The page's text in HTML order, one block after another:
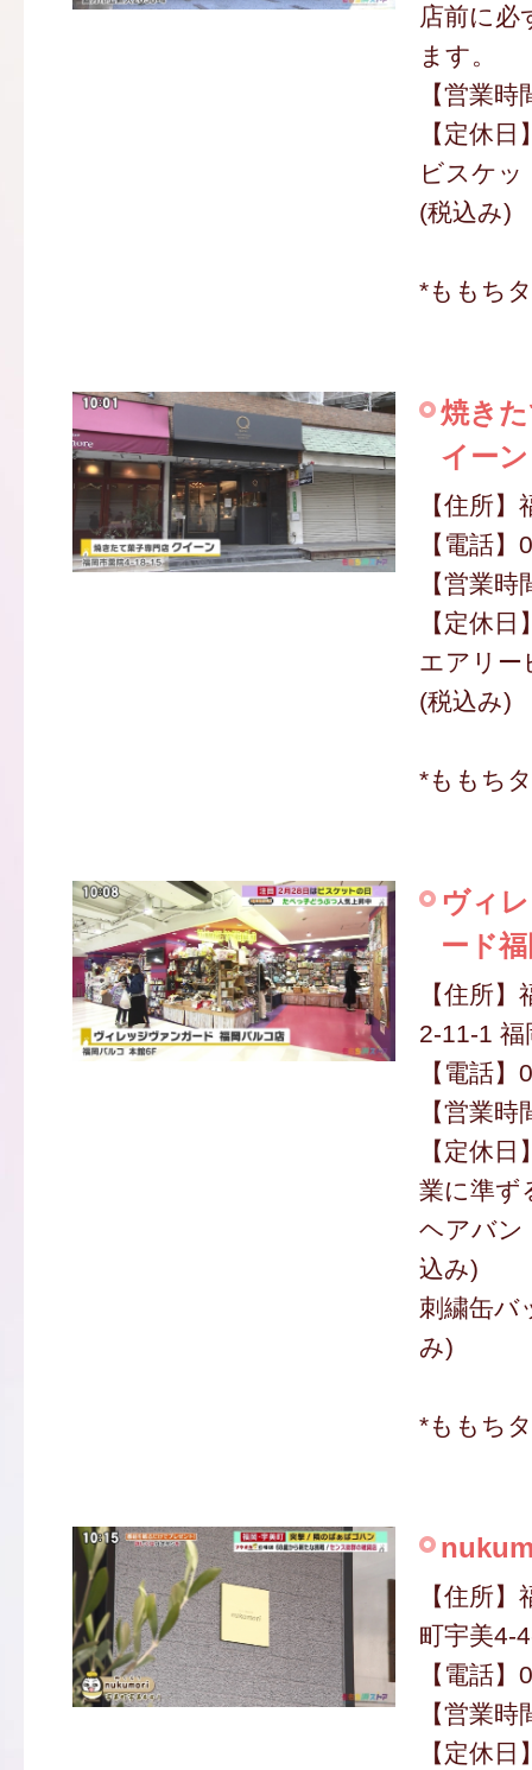
店前に必
ます。
【営業
【定休日
ビスケ
(税込み)
*ももち
焼き
イーン
【住所
【電話
【営業
【定休
エアリー
(税込み)
*ももち
ヴィ
ード
【住所
2-11-1
【電話
【営業
【定休
業に準ず
ヘアバン
込み)
刺繍缶バ
み)
*ももち
【住所
町宇美4-
【電話
【営業
【定休